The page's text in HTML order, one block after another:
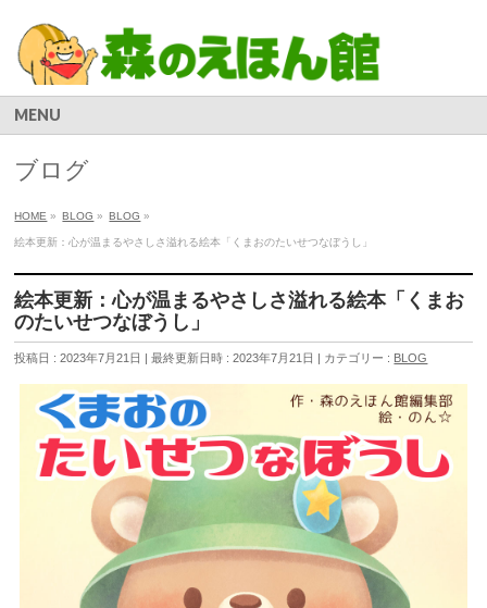
MENU
ブログ
HOME » BLOG » BLOG »
絵本更新：心が温まるやさしさ溢れる絵本「くまおのたいせつなぼうし」
絵本更新：心が温まるやさしさ溢れる絵本「くまお
のたいせつなぼうし」
投稿日 : 2023年7月21日 最終更新日時 : 2023年7月21日 カテゴリー : BLOG